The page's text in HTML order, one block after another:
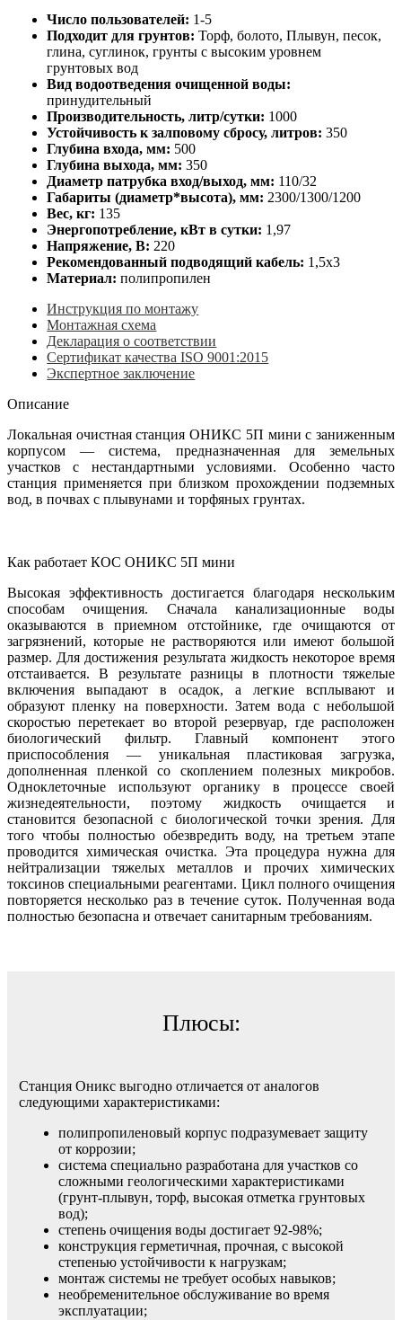
Число пользователей: 1-5
Подходит для грунтов:Торф, болото, Плывун, песок,
глина, суглинок, грунты с высоким уровнем
грунтовых вод
Вид водоотведения очищенной воды:
принудительный
Производительность, литр/сутки: 1000
Устойчивость к залповому сбросу, литров:350
Глубина входа, мм: 500
Глубина выхода, мм:350
Диаметр патрубка вход/выход, мм: 110/32
Габариты (диаметр*высота), мм: 2300/1300/1200
Вес, кг: 135
Энергопотребление, кВт в сутки: 1,97
Напряжение, В: 220
Рекомендованный подводящий кабель: 1,5х3
Материал:полипропилен
Инструкция по монтажу
Монтажная схема
Декларация о соответствии
Сертификат качества ISO 9001:2015
Экспертное заключение
Описание
Локальная очистная станция ОНИКС 5П мини с заниженным
корпусом — система, предназначенная для земельных
участков с нестандартными условиями. Особенно часто
станция применяется при близком прохождении подземных
вод, в почвах с плывунами и торфяных грунтах.
Как работает КОС ОНИКС 5П мини
Высокая эффективность достигается благодаря нескольким
способам очищения. Сначала канализационные воды
оказываются в приемном отстойнике, где очищаются от
загрязнений, которые не растворяются или имеют большой
размер. Для достижения результата жидкость некоторое время
отстаивается. В результате разницы в плотности тяжелые
включения выпадают в осадок, а легкие всплывают и
образуют пленку на поверхности. Затем вода с небольшой
скоростью перетекает во второй резервуар, где расположен
биологический фильтр. Главный компонент этого
приспособления — уникальная пластиковая загрузка,
дополненная пленкой со скоплением полезных микробов.
Одноклеточные используют органику в процессе своей
жизнедеятельности, поэтому жидкость очищается и
становится безопасной с биологической точки зрения. Для
того чтобы полностью обезвредить воду, на третьем этапе
проводится химическая очистка. Эта процедура нужна для
нейтрализации тяжелых металлов и прочих химических
токсинов специальными реагентами. Цикл полного очищения
повторяется несколько раз в течение суток. Полученная вода
полностью безопасна и отвечает санитарным требованиям.
Плюсы:
Станция Оникс выгодно отличается от аналогов
следующими характеристиками:
полипропиленовый корпус подразумевает защиту
от коррозии;
система специально разработана для участков со
сложными геологическими характеристиками
(грунт-плывун, торф, высокая отметка грунтовых
вод);
степень очищения воды достигает 92-98%;
конструкция герметичная, прочная, с высокой
степенью устойчивости к нагрузкам;
монтаж системы не требует особых навыков;
необременительное обслуживание во время
эксплуатации;